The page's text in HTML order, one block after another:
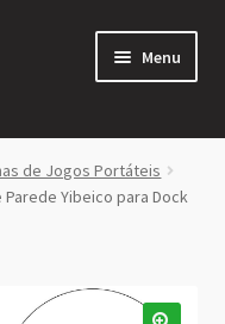
Menu
de Jogos Portáteis
Yibeico para Dock